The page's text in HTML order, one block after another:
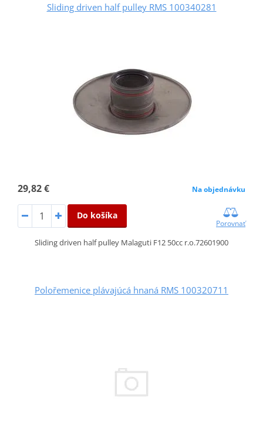
Sliding driven half pulley RMS 100340281
29,82 € Na objednávku
Do košíka
Porovnať
Sliding driven half pulley Malaguti F12 50cc r.o.72601900
Polořemenice plávajúcá hnaná RMS 100320711